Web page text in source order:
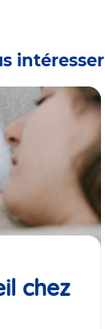
intéresser
chez